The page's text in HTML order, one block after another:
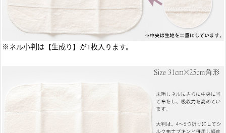
※ネル小判は【生成り】が1枚入ります。